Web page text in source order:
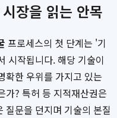
장을 읽는 안목
프로세스의 첫 단계는 '기
시작됩니다. 해당 기술이
확한 우위를 가지고 있는
가? 특허 등 지적재산권은
질문을 던지며 기술의 본질